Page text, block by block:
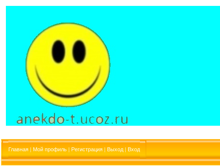
Главная | Мой профиль | Регистрация | Выход | Вход